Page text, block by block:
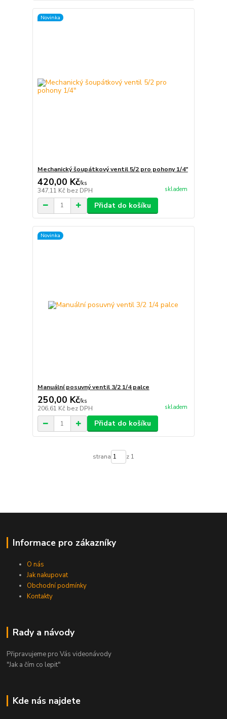
Novinka
Mechanický šoupátkový ventil 5/2 pro pohony 1/4"
420,00 Kč/ks
347,11 Kč bez DPH skladem
Přidat do košíku
Novinka
Manuální posuvný ventil 3/2 1/4 palce
250,00 Kč/ks
206,61 Kč bez DPH skladem
Přidat do košíku
strana z 1
Informace pro zákazníky
O nás
Jak nakupovat
Obchodní podmínky
Kontakty
Rady a návody
Připravujeme pro Vás videonávody
"Jak a čím co lepit"
Kde nás najdete